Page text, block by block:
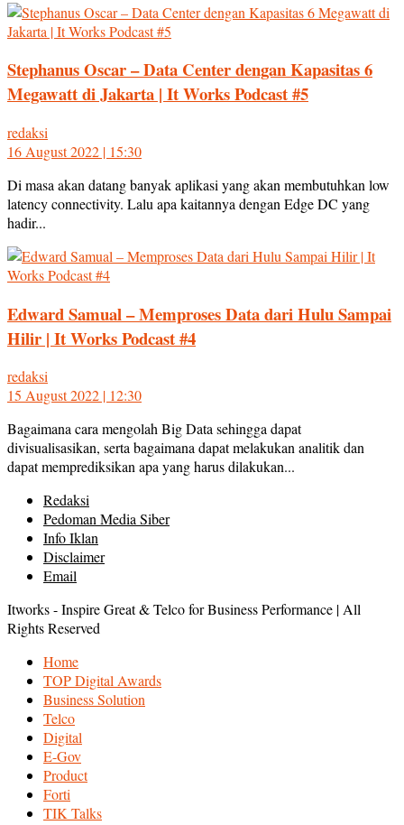
Stephanus Oscar – Data Center dengan Kapasitas 6
Megawatt di Jakarta | It Works Podcast #5
redaksi
16 August 2022 | 15:30
Di masa akan datang banyak aplikasi yang akan membutuhkan low
latency connectivity. Lalu apa kaitannya dengan Edge DC yang
hadir...
Edward Samual – Memproses Data dari Hulu Sampai
Hilir | It Works Podcast #4
redaksi
15 August 2022 | 12:30
Bagaimana cara mengolah Big Data sehingga dapat
divisualisasikan, serta bagaimana dapat melakukan analitik dan
dapat memprediksikan apa yang harus dilakukan...
Redaksi
Pedoman Media Siber
Info Iklan
Disclaimer
Email
Itworks - Inspire Great & Telco for Business Performance | All
Rights Reserved
Home
TOP Digital Awards
Business Solution
Telco
Digital
E-Gov
Product
Forti
TIK Talks